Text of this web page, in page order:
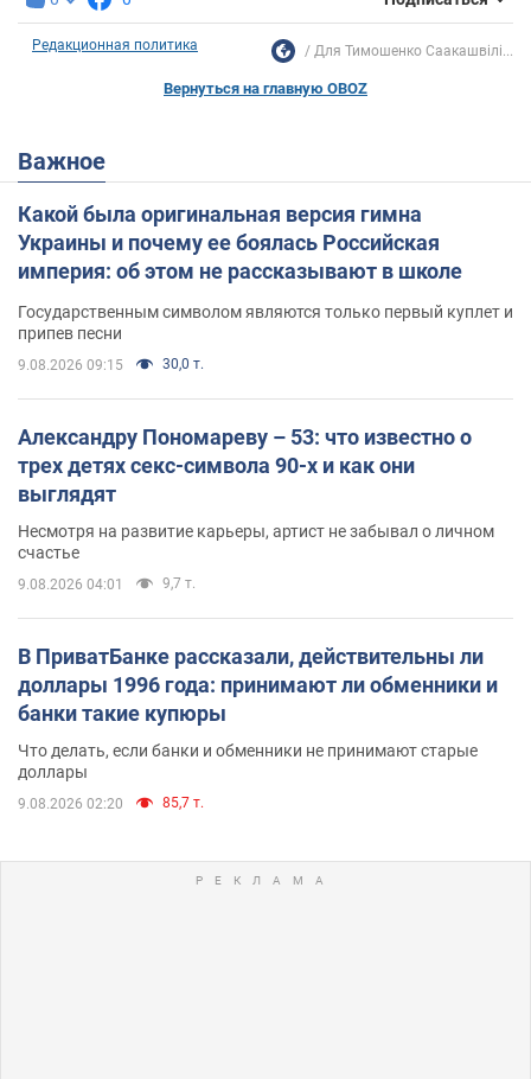
Редакционная политика Для Тимошенко Саакашвілі...
Вернуться на главную OBOZ
Важное
Какой была оригинальная версия гимна
Украины и почему ее боялась Российская
империя: об этом не рассказывают в школе
Государственным символом являются только первый куплет и
припев песни
9.08.2026 09:15 30,0 т.
Александру Пономареву – 53: что известно о
трех детях секс-символа 90-х и как они
выглядят
Несмотря на развитие карьеры, артист не забывал о личном
счастье
9.08.2026 04:01 9,7 т.
В ПриватБанке рассказали, действительны ли
доллары 1996 года: принимают ли обменники и
банки такие купюры
Что делать, если банки и обменники не принимают старые
доллары
9.08.2026 02:20 85,7 т.